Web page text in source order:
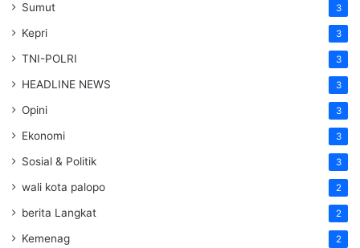
Sumut 3
Kepri 3
TNI-POLRI 3
HEADLINE NEWS 3
Opini 3
Ekonomi 3
Sosial & Politik 3
wali kota palopo 2
berita Langkat 2
Kemenag 2